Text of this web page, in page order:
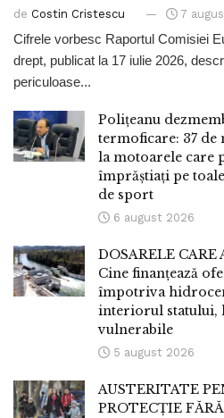
de Costin Cristescu 7
Cifrele vorbesc Raportul Comisiei
drept, publicat la 17 iulie 2026,
periculoase...
Polițeanu
termoficare: 37 de
la motoarele care
împrăștiați pe
de sport
6 august 2026
DOSARELE
Cine finanțează
împotriva
interiorul statului,
vulnerabile
5 august 2026
AUSTERITATE
PROTECȚIE